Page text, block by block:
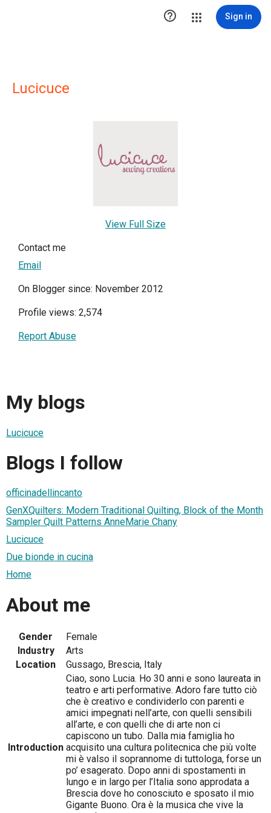
 Sign in
Lucicuce
View Full Size
Contact me
Email
On Blogger since: November 2012
Profile views: 2,574
Report Abuse
My blogs
Lucicuce
Blogs I follow
officinadellincanto
GenXQuilters: Modern Traditional Quilting, Block of the Month
Sampler Quilt Patterns AnneMarie Chany
Lucicuce
Due bionde in cucina
Home
About me
Gender
Female
Industry
Arts
Location
Gussago, Brescia, Italy
Introduction
Ciao, sono Lucia. Ho 30 anni e sono laureata in
teatro e arti performative. Adoro fare tutto ciò
che è creativo e condividerlo con parenti e
amici impegnati nell’arte, con quelli sensibili
all’arte, e con quelli che di arte non ci
capiscono un tubo. Dalla mia famiglia ho
acquisito una cultura politecnica che più volte
mi è valso il soprannome di tuttologa, forse un
po’ esagerato. Dopo anni di spostamenti in
lungo e in largo per l’Italia sono approdata a
Brescia dove ho conosciuto e sposato il mio
Gigante Buono. Ora è la musica che vive la